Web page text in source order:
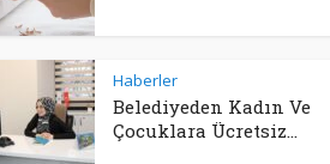
Haberler
Belediyeden Kadın Ve
Çocuklara Ücretsiz...